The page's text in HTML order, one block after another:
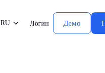
RU Логин Демо